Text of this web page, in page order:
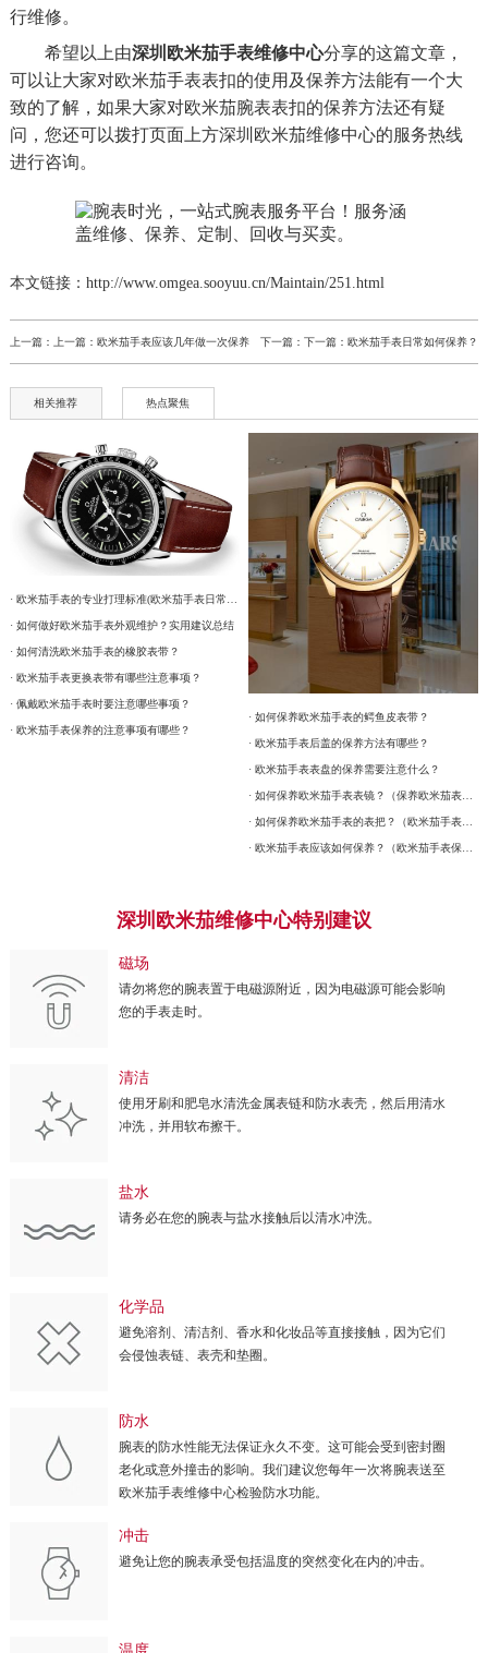
行维修。
希望以上由深圳欧米茄手表维修中心分享的这篇文章，
可以让大家对欧米茄手表表扣的使用及保养方法能有一个大
致的了解，如果大家对欧米茄腕表表扣的保养方法还有疑
问，您还可以拨打页面上方深圳欧米茄维修中心的服务热线
进行咨询。
本文链接：http://www.omgea.sooyuu.cn/Maintain/251.html
上一篇：上一篇： 欧米茄手表应该几年做一次保养 下一篇：下一篇：欧米茄手表日常如何保养？
相关推荐 热点聚焦
· 欧米茄手表的专业打理标准(欧米茄手表日常维护)
· 如何做好欧米茄手表外观维护？实用建议总结
· 如何清洗欧米茄手表的橡胶表带？
· 欧米茄手表更换表带有哪些注意事项？
· 佩戴欧米茄手表时要注意哪些事项？
· 欧米茄手表保养的注意事项有哪些？
· 如何保养欧米茄手表的鳄鱼皮表带？
· 欧米茄手表后盖的保养方法有哪些？
· 欧米茄手表表盘的保养需要注意什么？
深圳欧米茄维修中心特别建议
磁场
请勿将您的腕表置于电磁源附近，因为电磁源可能会影响
您的手表走时。
清洁
使用牙刷和肥皂水清洗金属表链和防水表壳，然后用清水
冲洗，并用软布擦干。
盐水
请务必在您的腕表与盐水接触后以清水冲洗。
化学品
避免溶剂、清洁剂、香水和化妆品等直接接触，因为它们
会侵蚀表链、表壳和垫圈。
防水
腕表的防水性能无法保证永久不变。这可能会受到密封圈
老化或意外撞击的影响。我们建议您每年一次将腕表送至
欧米茄手表维修中心检验防水功能。
冲击
避免让您的腕表承受包括温度的突然变化在内的冲击。